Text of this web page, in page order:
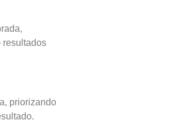
resultados
priorizando